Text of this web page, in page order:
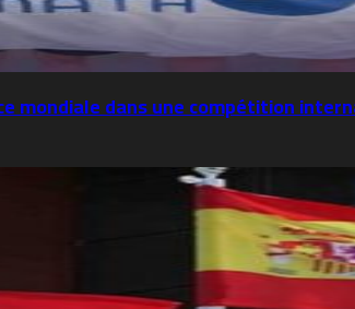
mondiale dans une compétition